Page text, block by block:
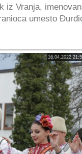
iz Vranja,
umesto
16.04.2022